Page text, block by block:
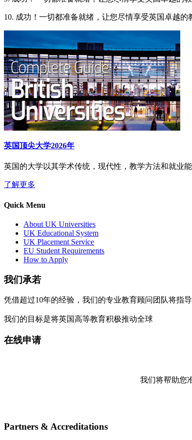
10. 成功！一切都准备就绪，让您尽情享受英国卓越的
英国顶尖大学2026年
英国的大学以其学术传统，现代性，教学方法和就业
了解更多
Quick Menu
About UK Universities
UK Educational System
UK Placement Service
EU Student Requirements
How to Apply
我们承若
凭借超过10年的经验，我们的专业教育顾问团队将指
我们的目标是将英国高等教育积极推动全球
在线申请
我们将帮助您
Partners & Accreditations